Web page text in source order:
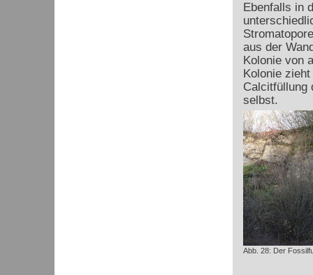
Ebenfalls in
aus der
Kolonie von
Kolonie
Calcitfüllung
selbst.
Abb. 28: Der